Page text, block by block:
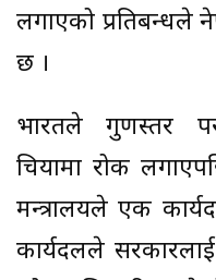
लगाएको प्रतिबन्धले
छ ।
भारतले गुणस्तर
चियामा रोक
मन्त्रालयले एक
कार्यदलले सरकारलाई